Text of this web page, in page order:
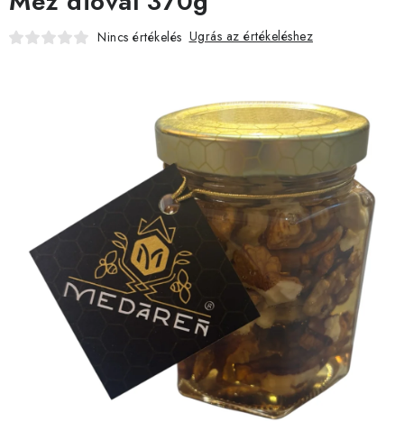
KIRÁLYI ZSELÉ
MÉZES KOZMETIKUMOK
MÉZ AJÁNDÉKCSOMAGOK
VIASZ TERMÉKEK
A MÉHÉSZETI TERMÉKEK KIEGÉSZÍTŐI
MÉZES ÉDESSÉG
MÉHÉSZETI SZOLGÁLTATÁSOK
Nincs értékelés Ugrás az értékeléshez